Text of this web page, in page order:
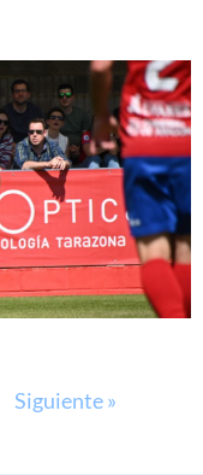
Siguiente »